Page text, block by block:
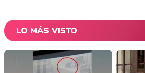
LO MÁS VISTO